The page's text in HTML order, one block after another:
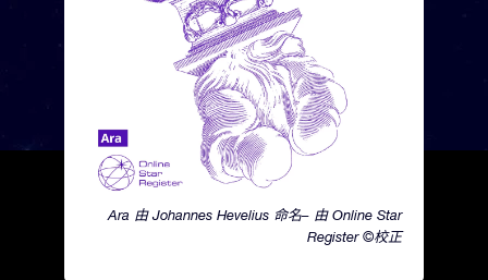
Ara 由 Johannes Hevelius 命名– 由 Online Star
Register ©校正